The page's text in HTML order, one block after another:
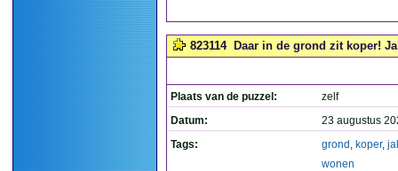
823114 Daar in de grond zit koper!
Plaats van de puzzel:
zelf
Datum:
23 augustus
Tags:
grond , koper,
wonen